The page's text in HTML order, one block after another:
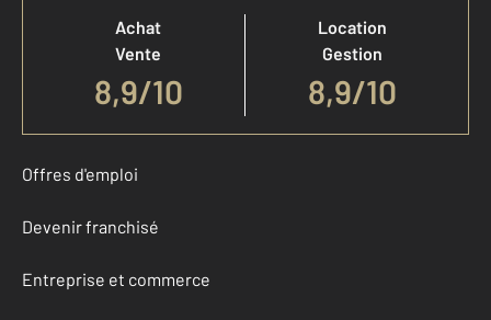
Achat
Vente
8,9/10
Location
Gestion
8,9/10
Offres d'emploi
Devenir franchisé
Entreprise et commerce